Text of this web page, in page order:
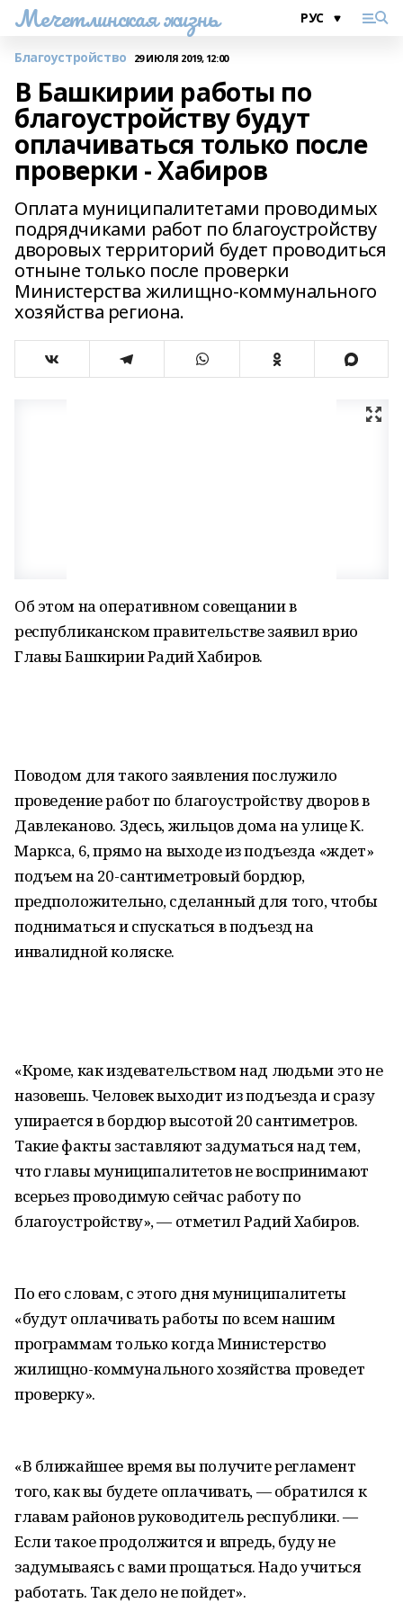
Мечетлинская жизнь
Благоустройство 29 ИЮЛЯ 2019, 12:00
В Башкирии работы по
благоустройству будут
оплачиваться только после
проверки - Хабиров
Оплата муниципалитетами проводимых
подрядчиками работ по благоустройству
дворовых территорий будет проводиться
отныне только после проверки
Министерства жилищно-коммунального
хозяйства региона.
Об этом на оперативном совещании в
республиканском правительстве заявил врио
Главы Башкирии Радий Хабиров.
Поводом для такого заявления послужило
проведение работ по благоустройству дворов в
Давлеканово. Здесь, жильцов дома на улице К.
Маркса, 6, прямо на выходе из подъезда «ждет»
подъем на 20-сантиметровый бордюр,
предположительно, сделанный для того, чтобы
подниматься и спускаться в подъезд на
инвалидной коляске.
«Кроме, как издевательством над людьми это не
назовешь. Человек выходит из подъезда и сразу
упирается в бордюр высотой 20 сантиметров.
Такие факты заставляют задуматься над тем,
что главы муниципалитетов не воспринимают
всерьез проводимую сейчас работу по
благоустройству», — отметил Радий Хабиров.
По его словам, с этого дня муниципалитеты
«будут оплачивать работы по всем нашим
программам только когда Министерство
жилищно-коммунального хозяйства проведет
проверку».
«В ближайшее время вы получите регламент
того, как вы будете оплачивать, — обратился к
главам районов руководитель республики. —
Если такое продолжится и впредь, буду не
задумываясь с вами прощаться. Надо учиться
работать. Так дело не пойдет».